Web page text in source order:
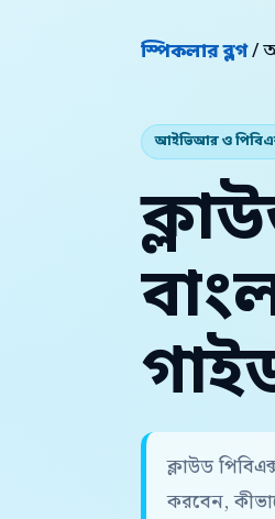
স্পিকলার ব্লগ/
আইভিআর ও
ক্লাউড
করবেন,